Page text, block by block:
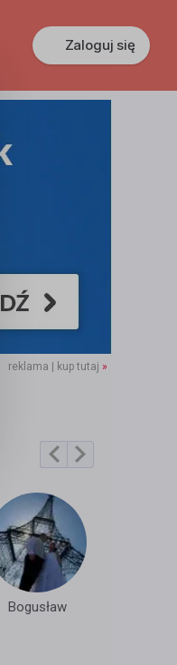
Zaloguj się
reklama | kup tutaj »
Bogusław